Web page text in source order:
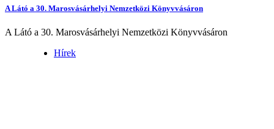
A Látó a 30. Marosvásárhelyi Nemzetközi Könyvvásáron
A Látó a 30. Marosvásárhelyi Nemzetközi Könyvvásáron
Hírek